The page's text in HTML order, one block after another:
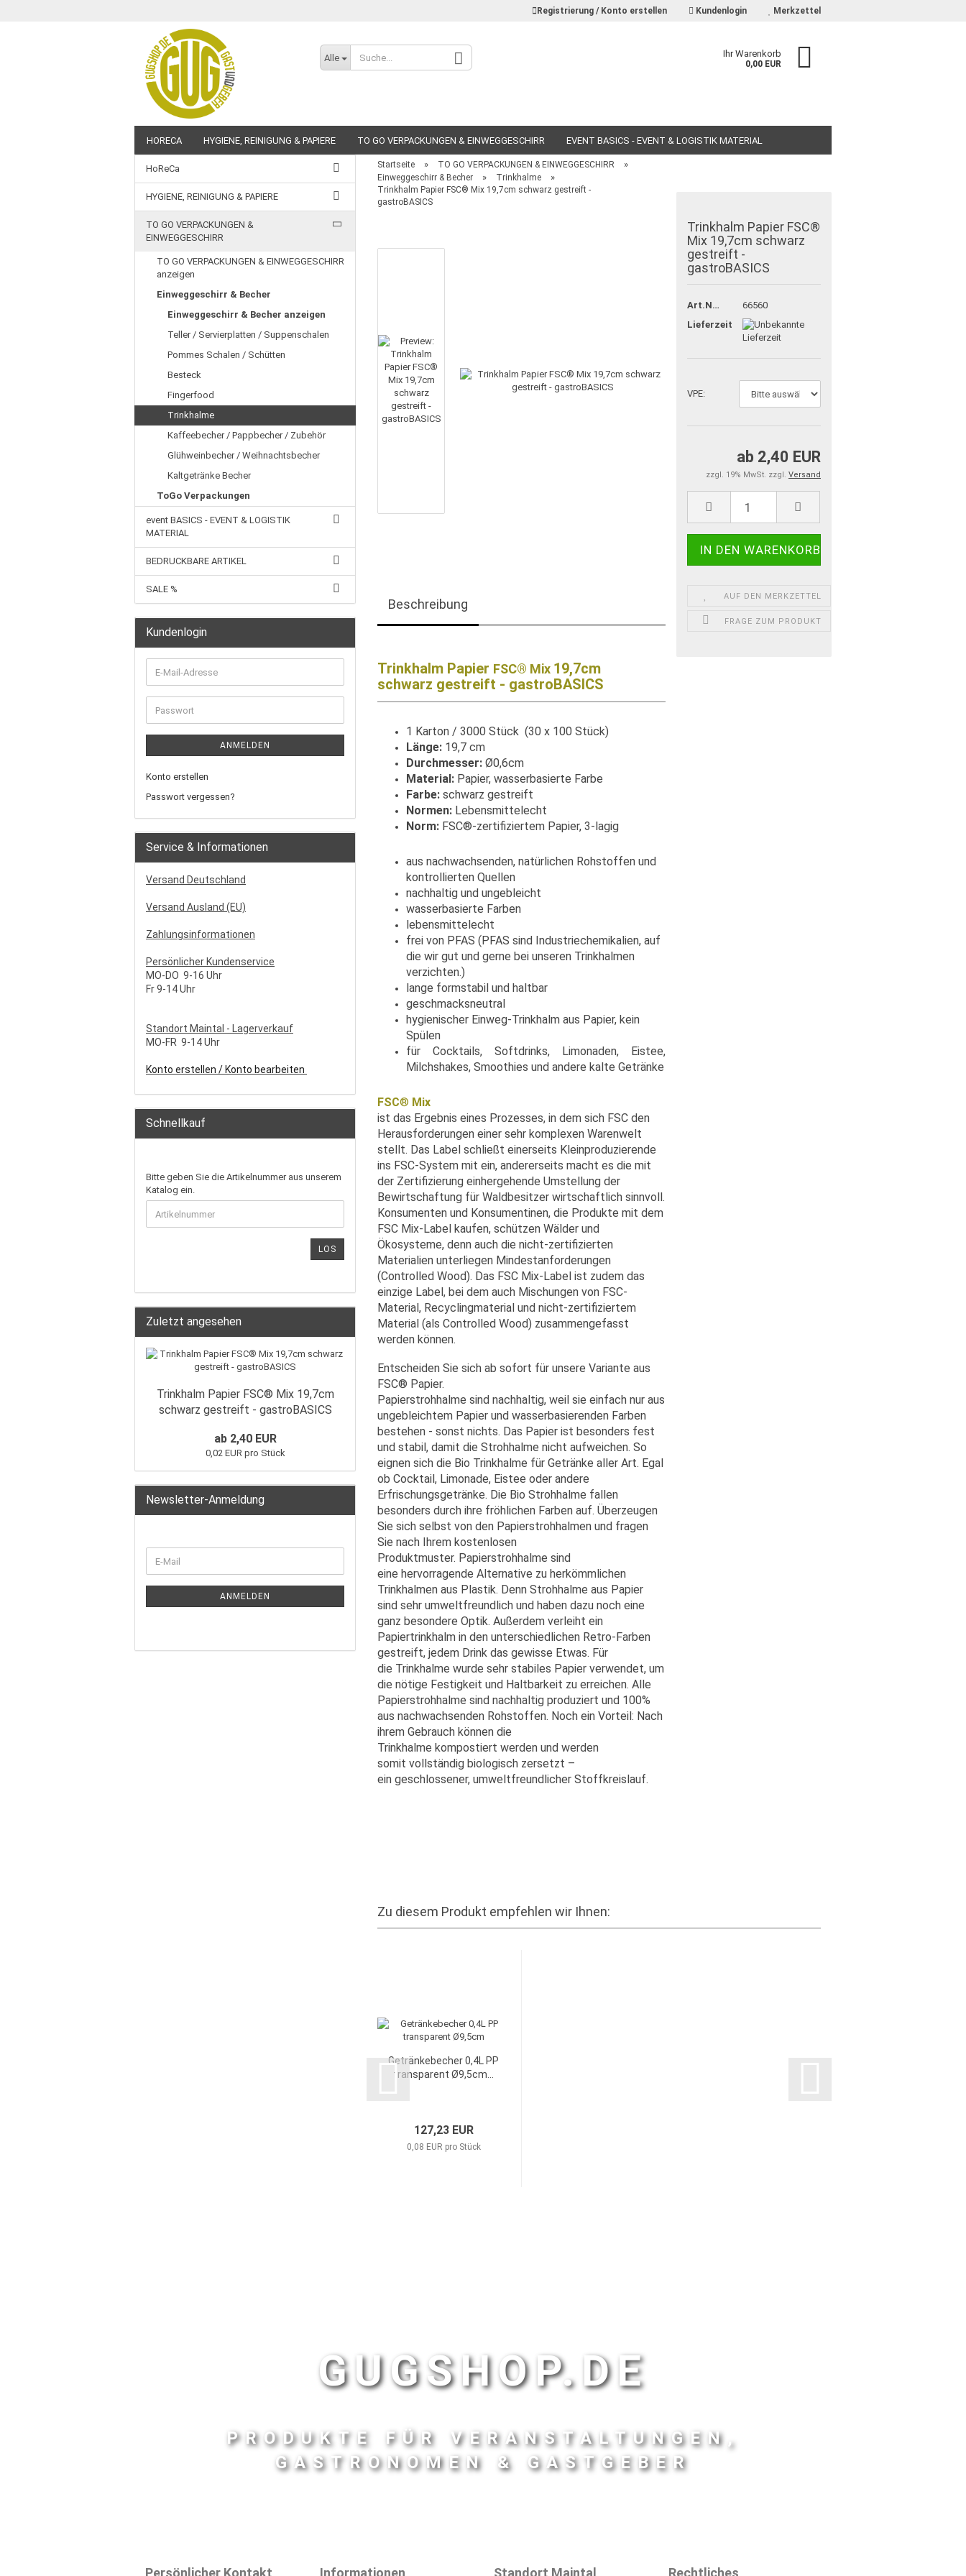
Registrierung / Konto erstellen Kundenlogin Merkzettel
Alle Ihr Warenkorb
0,00 EUR
HORECA HYGIENE, REINIGUNG & PAPIERE TO GO VERPACKUNGEN & EINWEGGESCHIRR EVENT BASICS - EVENT & LOGISTIK MATERIAL
BEDRUCKBARE ARTIKEL Startseite » TO GO VERPACKUNGEN & EINWEGGESCHIRR »
Einweggeschirr & Becher » Trinkhalme »
Trinkhalm Papier FSC® Mix 19,7cm schwarz gestreift -
gastroBASICS
Trinkhalm Papier FSC®
Mix 19,7cm schwarz
gestreift -
gastroBASICS
Art.Nr.:
66560
Lieferzeit:
VPE:
ab 2,40 EUR
zzgl. 19% MwSt. zzgl. Versand
AUF DEN MERKZETTEL
FRAGE ZUM PRODUKT
Beschreibung
Trinkhalm Papier FSC®​ Mix 19,7cm
schwarz gestreift - gastroBASICS
1 Karton / 3000 Stück (30 x 100 Stück)
Länge: 19,7 cm
Durchmesser: Ø0,6cm
Material: Papier,wasserbasierte Farbe
Farbe: schwarz gestreift
Normen: Lebensmittelecht
Norm: FSC®-zertifiziertem Papier, 3-lagig
aus nachwachsenden, natürlichen Rohstoffen und
kontrollierten Quellen
nachhaltig und ungebleicht
wasserbasierte Farben
lebensmittelecht
frei von PFAS (PFAS sind Industriechemikalien, auf
die wir gut und gerne bei unseren Trinkhalmen
verzichten.)
lange formstabil und haltbar
geschmacksneutral
hygienischer Einweg-Trinkhalm aus Papier, kein
Spülen
für Cocktails, Softdrinks, Limonaden, Eistee,
Milchshakes, Smoothies und andere kalte Getränke
FSC® Mix
ist das Ergebnis eines Prozesses, in dem sich FSC den
Herausforderungen einer sehr komplexen Warenwelt
stellt. Das Label schließt einerseits Kleinproduzierende
ins FSC-System mit ein, andererseits macht es die mit
der Zertifizierung einhergehende Umstellung der
Bewirtschaftung für Waldbesitzer wirtschaftlich sinnvoll.
Konsumenten und Konsumentinen, die Produkte mit dem
FSC Mix-Label kaufen, schützen Wälder und
Ökosysteme, denn auch die nicht-zertifizierten
Materialien unterliegen Mindestanforderungen
(Controlled Wood). Das FSC Mix-Label ist zudem das
einzige Label, bei dem auch Mischungen von FSC-
Material, Recyclingmaterial und nicht-zertifiziertem
Material (als Controlled Wood) zusammengefasst
werden können.
Entscheiden Sie sich ab sofort für unsere Variante aus
FSC® Papier.
Papierstrohhalme sind nachhaltig, weil sie einfach nur aus
ungebleichtem Papier und wasserbasierenden Farben
bestehen - sonst nichts. Das Papier ist besonders fest
und stabil, damit die Strohhalme nicht aufweichen. So
eignen sich die Bio Trinkhalme für Getränke aller Art. Egal
ob Cocktail, Limonade, Eistee oder andere
Erfrischungsgetränke. Die Bio Strohhalme fallen
besonders durch ihre fröhlichen Farben auf. Überzeugen
Sie sich selbst von den Papierstrohhalmen und fragen
Sie nach Ihrem kostenlosen
Produktmuster. Papierstrohhalme sind
eine hervorragende Alternative zu herkömmlichen
Trinkhalmen aus Plastik. Denn Strohhalme aus Papier
sind sehr umweltfreundlich und haben dazu noch eine
ganz besondere Optik. Außerdem verleiht ein
Papiertrinkhalm in den unterschiedlichen Retro-Farben
gestreift, jedem Drink das gewisse Etwas. Für
die Trinkhalme wurde sehr stabiles Papier verwendet, um
die nötige Festigkeit und Haltbarkeit zu erreichen. Alle
Papierstrohhalme sind nachhaltig produziert und 100%
aus nachwachsenden Rohstoffen. Noch ein Vorteil: Nach
ihrem Gebrauch können die
Trinkhalme kompostiert werden und werden
somit vollständig biologisch zersetzt –
ein geschlossener, umweltfreundlicher Stoffkreislauf.
Zu diesem Produkt empfehlen wir Ihnen:
Getränkebecher 0,4L PP
transparent Ø9,5cm...
127,23 EUR
0,08 EUR pro Stück
HoReCa
HYGIENE, REINIGUNG & PAPIERE
TO GO VERPACKUNGEN &
EINWEGGESCHIRR
TO GO VERPACKUNGEN & EINWEGGESCHIRR
anzeigen
Einweggeschirr & Becher
Einweggeschirr & Becher anzeigen
Teller / Servierplatten / Suppenschalen
Pommes Schalen / Schütten
Besteck
Fingerfood
Trinkhalme
Kaffeebecher / Pappbecher / Zubehör
Glühweinbecher / Weihnachtsbecher
Kaltgetränke Becher
ToGo Verpackungen
event BASICS - EVENT & LOGISTIK
MATERIAL
BEDRUCKBARE ARTIKEL
SALE %
Kundenlogin
ANMELDEN
Konto erstellen
Passwort vergessen?
Service & Informationen
Versand Deutschland
Versand Ausland (EU)
Zahlungsinformationen
Persönlicher Kundenservice
MO-DO 9-16 Uhr
Fr 9-14 Uhr
Standort Maintal - Lagerverkauf
MO-FR 9-14 Uhr
Konto erstellen / Konto bearbeiten
Schnellkauf
Bitte geben Sie die Artikelnummer aus unserem
Katalog ein.
LOS
Zuletzt angesehen
Trinkhalm Papier FSC® Mix 19,7cm
schwarz gestreift - gastroBASICS
ab 2,40 EUR
0,02 EUR pro Stück
Newsletter-Anmeldung
ANMELDEN
GUGSHOP.DE
PRODUKTE FÜR VERANSTALTUNGEN,
GASTRONOMEN & GASTGEBER
Persönlicher Kontakt Informationen Standort Maintal Rechtliches